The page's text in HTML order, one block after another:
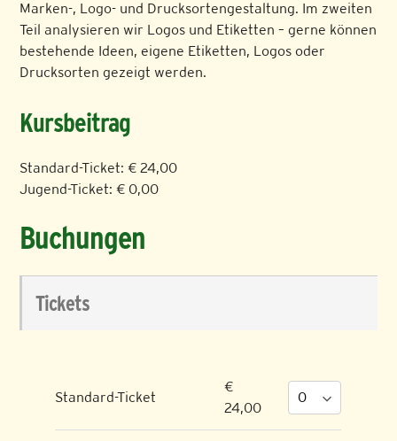
Marken-, Logo- und Drucksortengestaltung. Im zweiten
Teil analysieren wir Logos und Etiketten – gerne können
bestehende Ideen, eigene Etiketten, Logos oder
Drucksorten gezeigt werden.
Kursbeitrag
Standard-Ticket: € 24,00
Jugend-Ticket: € 0,00
Buchungen
Tickets
Standard-Ticket
€
24,00